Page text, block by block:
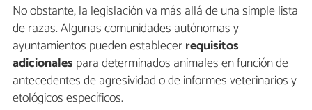
No obstante, la legislación va más allá de una simple lista
de razas. Algunas comunidades autónomas y
ayuntamientos pueden establecerrequisitos
adicionales para determinados animales en función de
antecedentes de agresividad o de informes veterinarios y
etológicos específicos.